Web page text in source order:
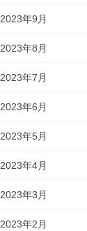
2023年9月
2023年8月
2023年7月
2023年6月
2023年5月
2023年4月
2023年3月
2023年2月